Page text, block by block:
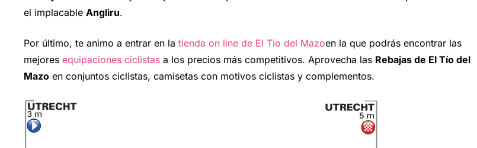
el implacable Angliru.
Por último, te animo a entrar en la tienda on line de El Tío del Mazoen la que podrás encontrar las
mejores equipaciones ciclistas a los precios más competitivos. Aprovecha las Rebajas de El Tío del
Mazo en conjuntos ciclistas, camisetas con motivos ciclistas y complementos.